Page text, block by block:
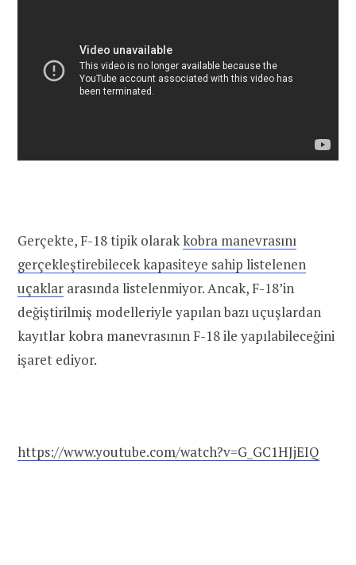
Gerçekte, F-18 tipik olarakkobra manevrasını
gerçekleştirebilecek kapasiteye sahip listelenen
uçaklar arasında listelenmiyor. Ancak, F-18’in
değiştirilmiş modelleriyle yapılan bazı uçuşlardan
kayıtlar kobra manevrasının F-18 ile yapılabileceğini
işaret ediyor.
https://www.youtube.com/watch?v=G_GC1HJjEIQ